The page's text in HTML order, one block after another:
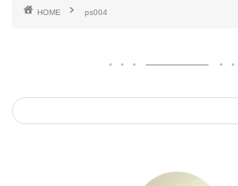
HOME ps004